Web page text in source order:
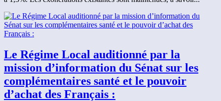
Le Régime Local auditionné par la
mission d’information du Sénat sur les
complémentaires santé et le pouvoir
d’achat des Français :